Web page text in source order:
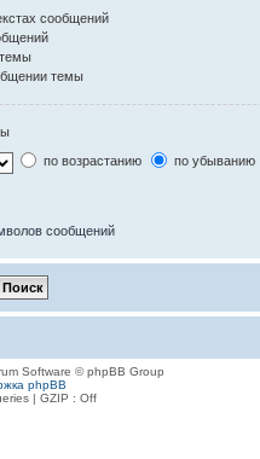
сообщений
темы
по возрастанию по убыванию
сообщений
Software © phpBB Group
phpBB
| GZIP : Off